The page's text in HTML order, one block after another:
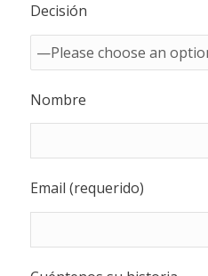
Decisión
Nombre
Email (requerido)